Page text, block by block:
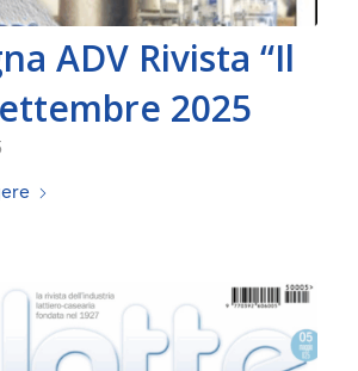
ADV Rivista “Il
2025